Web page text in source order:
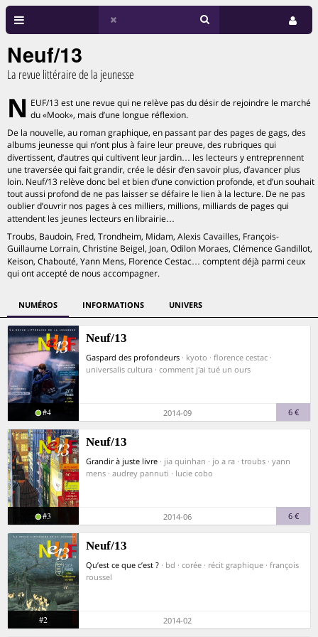
Neuf/13
La revue littéraire de la jeunesse
N EUF/13 est une revue qui ne relève pas du désir de rejoindre le marché
du «Mook», mais d’une longue réflexion.
De la nouvelle, au roman graphique, en passant par des pages de gags, des
albums jeunesse qui n’ont plus à faire leur preuve, des rubriques qui
divertissent, d’autres qui cultivent leur jardin… les lecteurs y entreprennent
une traversée qui fait grandir, crée le désir d’en savoir plus, d’avancer plus
loin. Neuf/13 relève donc bel et bien d’une conviction profonde, et d’un souhait
tout aussi profond de ne pas laisser se défaire le lien à la lecture. De ne pas
oublier d’ouvrir nos pages à ces milliers, millions, milliards de pages qui
attendent les jeunes lecteurs en librairie…
Troubs, Baudoin, Fred, Trondheim, Midam, Alexis Cavailles, François-
Guillaume Lorrain, Christine Beigel, Joan, Odilon Moraes, Clémence Gandillot,
Keison, Chabouté, Yann Mens, Florence Cestac… comptent déjà parmi ceux
qui ont accepté de nous accompagner.
NUMÉROS INFORMATIONS UNIVERS
Neuf/13
Gaspard des profondeurs · kyoto · florence cestac ·
universalis cultura · comment j'ai tué un ours
#4 2014-09 6 €
Neuf/13
Grandir à juste livre · jia quinhan · jo a ra · troubs · yann
mens · audrey pannuti · lucie cobo
#3 2014-06 6 €
Neuf/13
Qu’est ce que c’est ? · bd · corée · récit graphique · françois
roussel
#2 2014-02